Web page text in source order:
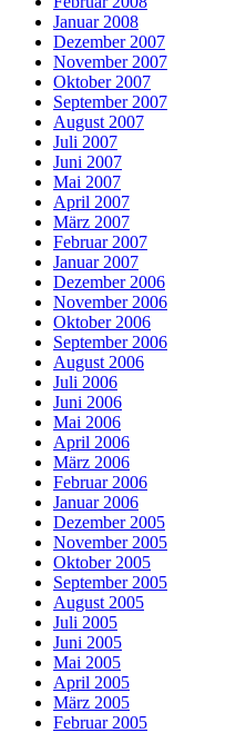
Januar 2008
Dezember 2007
November 2007
Oktober 2007
September 2007
August 2007
Juli 2007
Juni 2007
Mai 2007
April 2007
März 2007
Februar 2007
Januar 2007
Dezember 2006
November 2006
Oktober 2006
September 2006
August 2006
Juli 2006
Juni 2006
Mai 2006
April 2006
März 2006
Februar 2006
Januar 2006
Dezember 2005
November 2005
Oktober 2005
September 2005
August 2005
Juli 2005
Juni 2005
Mai 2005
April 2005
März 2005
Februar 2005